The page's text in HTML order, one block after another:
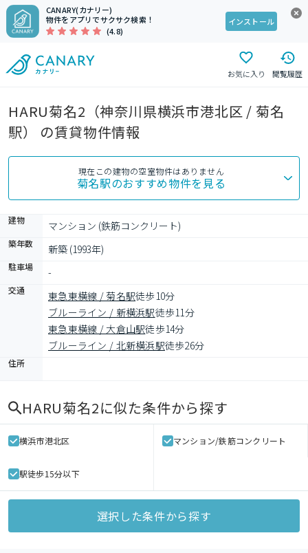
CANARY(カナリー)
物件をアプリでサクサク検索！
(4.8)
インストール
お気に入り 閲覧履歴
HARU菊名2（神奈川県横浜市港北区 / 菊名
駅） の賃貸物件情報
現在この建物の空室物件はありません
菊名駅のおすすめ物件を見る
建物 マンション (鉄筋コンクリート)
築年数 新築 (1993年)
駐車場 -
交通 東急東横線 / 菊名駅徒歩10分
ブルーライン / 新横浜駅徒歩11分
東急東横線 / 大倉山駅徒歩14分
ブルーライン / 北新横浜駅徒歩26分
住所
HARU菊名2に似た条件から探す
横浜市港北区 マンション/鉄筋コンクリート
駅徒歩15分以下
選択した条件から探す